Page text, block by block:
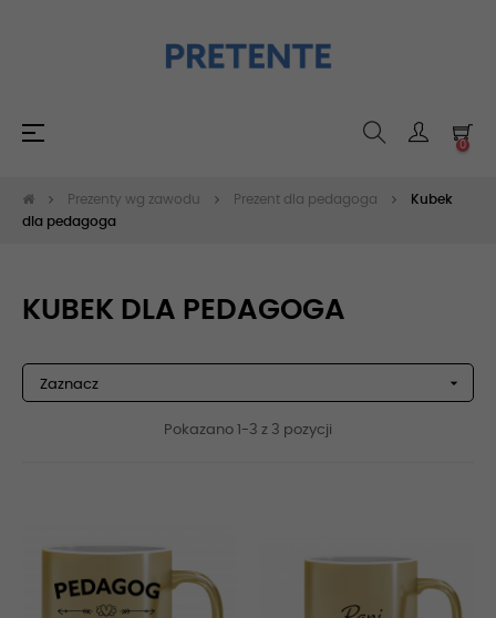
Toggle
☰
0
Prezenty wg zawodu Prezent dla pedagoga
Kubek
dla pedagoga
KUBEK DLA PEDAGOGA
Zaznacz 
Pokazano 1-3 z 3 pozycji